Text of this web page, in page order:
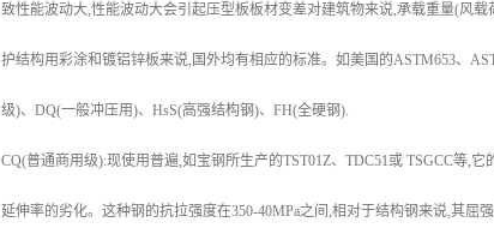
致性能波动大,性能波动大会引起压型板板材变差对建筑物来说,承载重量(风
护结构用彩涂和镀铝锌板来说,国外均有相应的标准。如美国的ASTM653、
级)、DQ(一般冲压用)、HsS(高强结构钢)、FH(全硬钢).
CQ(普通商用级):现使用普遍,如宝钢所生产的TST01Z、TDC51或 TSGCC等,
延伸率的劣化。这种钢的抗拉强度在350-40MPa之间,相对于结构钢来说,其